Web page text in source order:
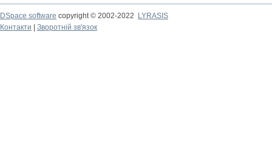
DSpace software copyright © 2002-2022
LYRASIS
Контакти
Зворотній зв'язок